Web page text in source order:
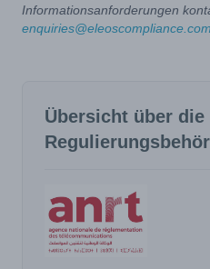
Informationsanforderungen
enquiries@eleoscompliance.com
Übersicht über die